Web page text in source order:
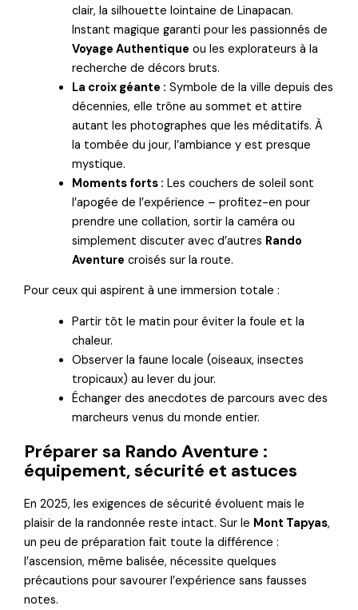
clair, la silhouette lointaine de Linapacan.
Instant magique garanti pour les passionnés de
Voyage Authentique ou les explorateurs à la
recherche de décors bruts.
La croix géante : Symbole de la ville depuis des
décennies, elle trône au sommet et attire
autant les photographes que les méditatifs. À
la tombée du jour, l’ambiance y est presque
mystique.
Moments forts : Les couchers de soleil sont
l’apogée de l’expérience – profitez-en pour
prendre une collation, sortir la caméra ou
simplement discuter avec d’autres Rando
Aventure croisés sur la route.
Pour ceux qui aspirent à une immersion totale :
Partir tôt le matin pour éviter la foule et la
chaleur.
Observer la faune locale (oiseaux, insectes
tropicaux) au lever du jour.
Échanger des anecdotes de parcours avec des
marcheurs venus du monde entier.
Préparer sa Rando Aventure :
équipement, sécurité et astuces
En 2025, les exigences de sécurité évoluent mais le
plaisir de la randonnée reste intact. Sur le Mont Tapyas,
un peu de préparation fait toute la différence :
l’ascension, même balisée, nécessite quelques
précautions pour savourer l’expérience sans fausses
notes.